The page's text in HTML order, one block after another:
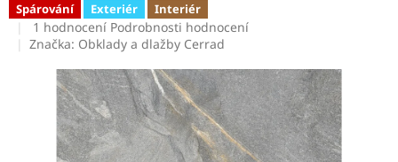
KERAMICKÉ
DLAŽBY
SCHODOVKY
KERAMICKÉ
PARAPETY
Spárování Exteriér Interiér
Průměrné
hodnocení
hvězdiček.
1 hodnocení Podrobnosti hodnocení
Značka: Obklady a dlažby Cerrad